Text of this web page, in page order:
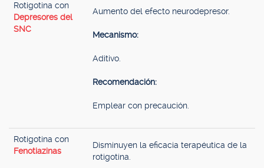
Rotigotina con
Depresores del
SNC
Aumento del efecto neurodepresor.
Mecanismo:
Aditivo.
Recomendación:
Emplear con precaución.
Rotigotina con
Fenotiazinas
Disminuyen la eficacia terapéutica de la
rotigotina.